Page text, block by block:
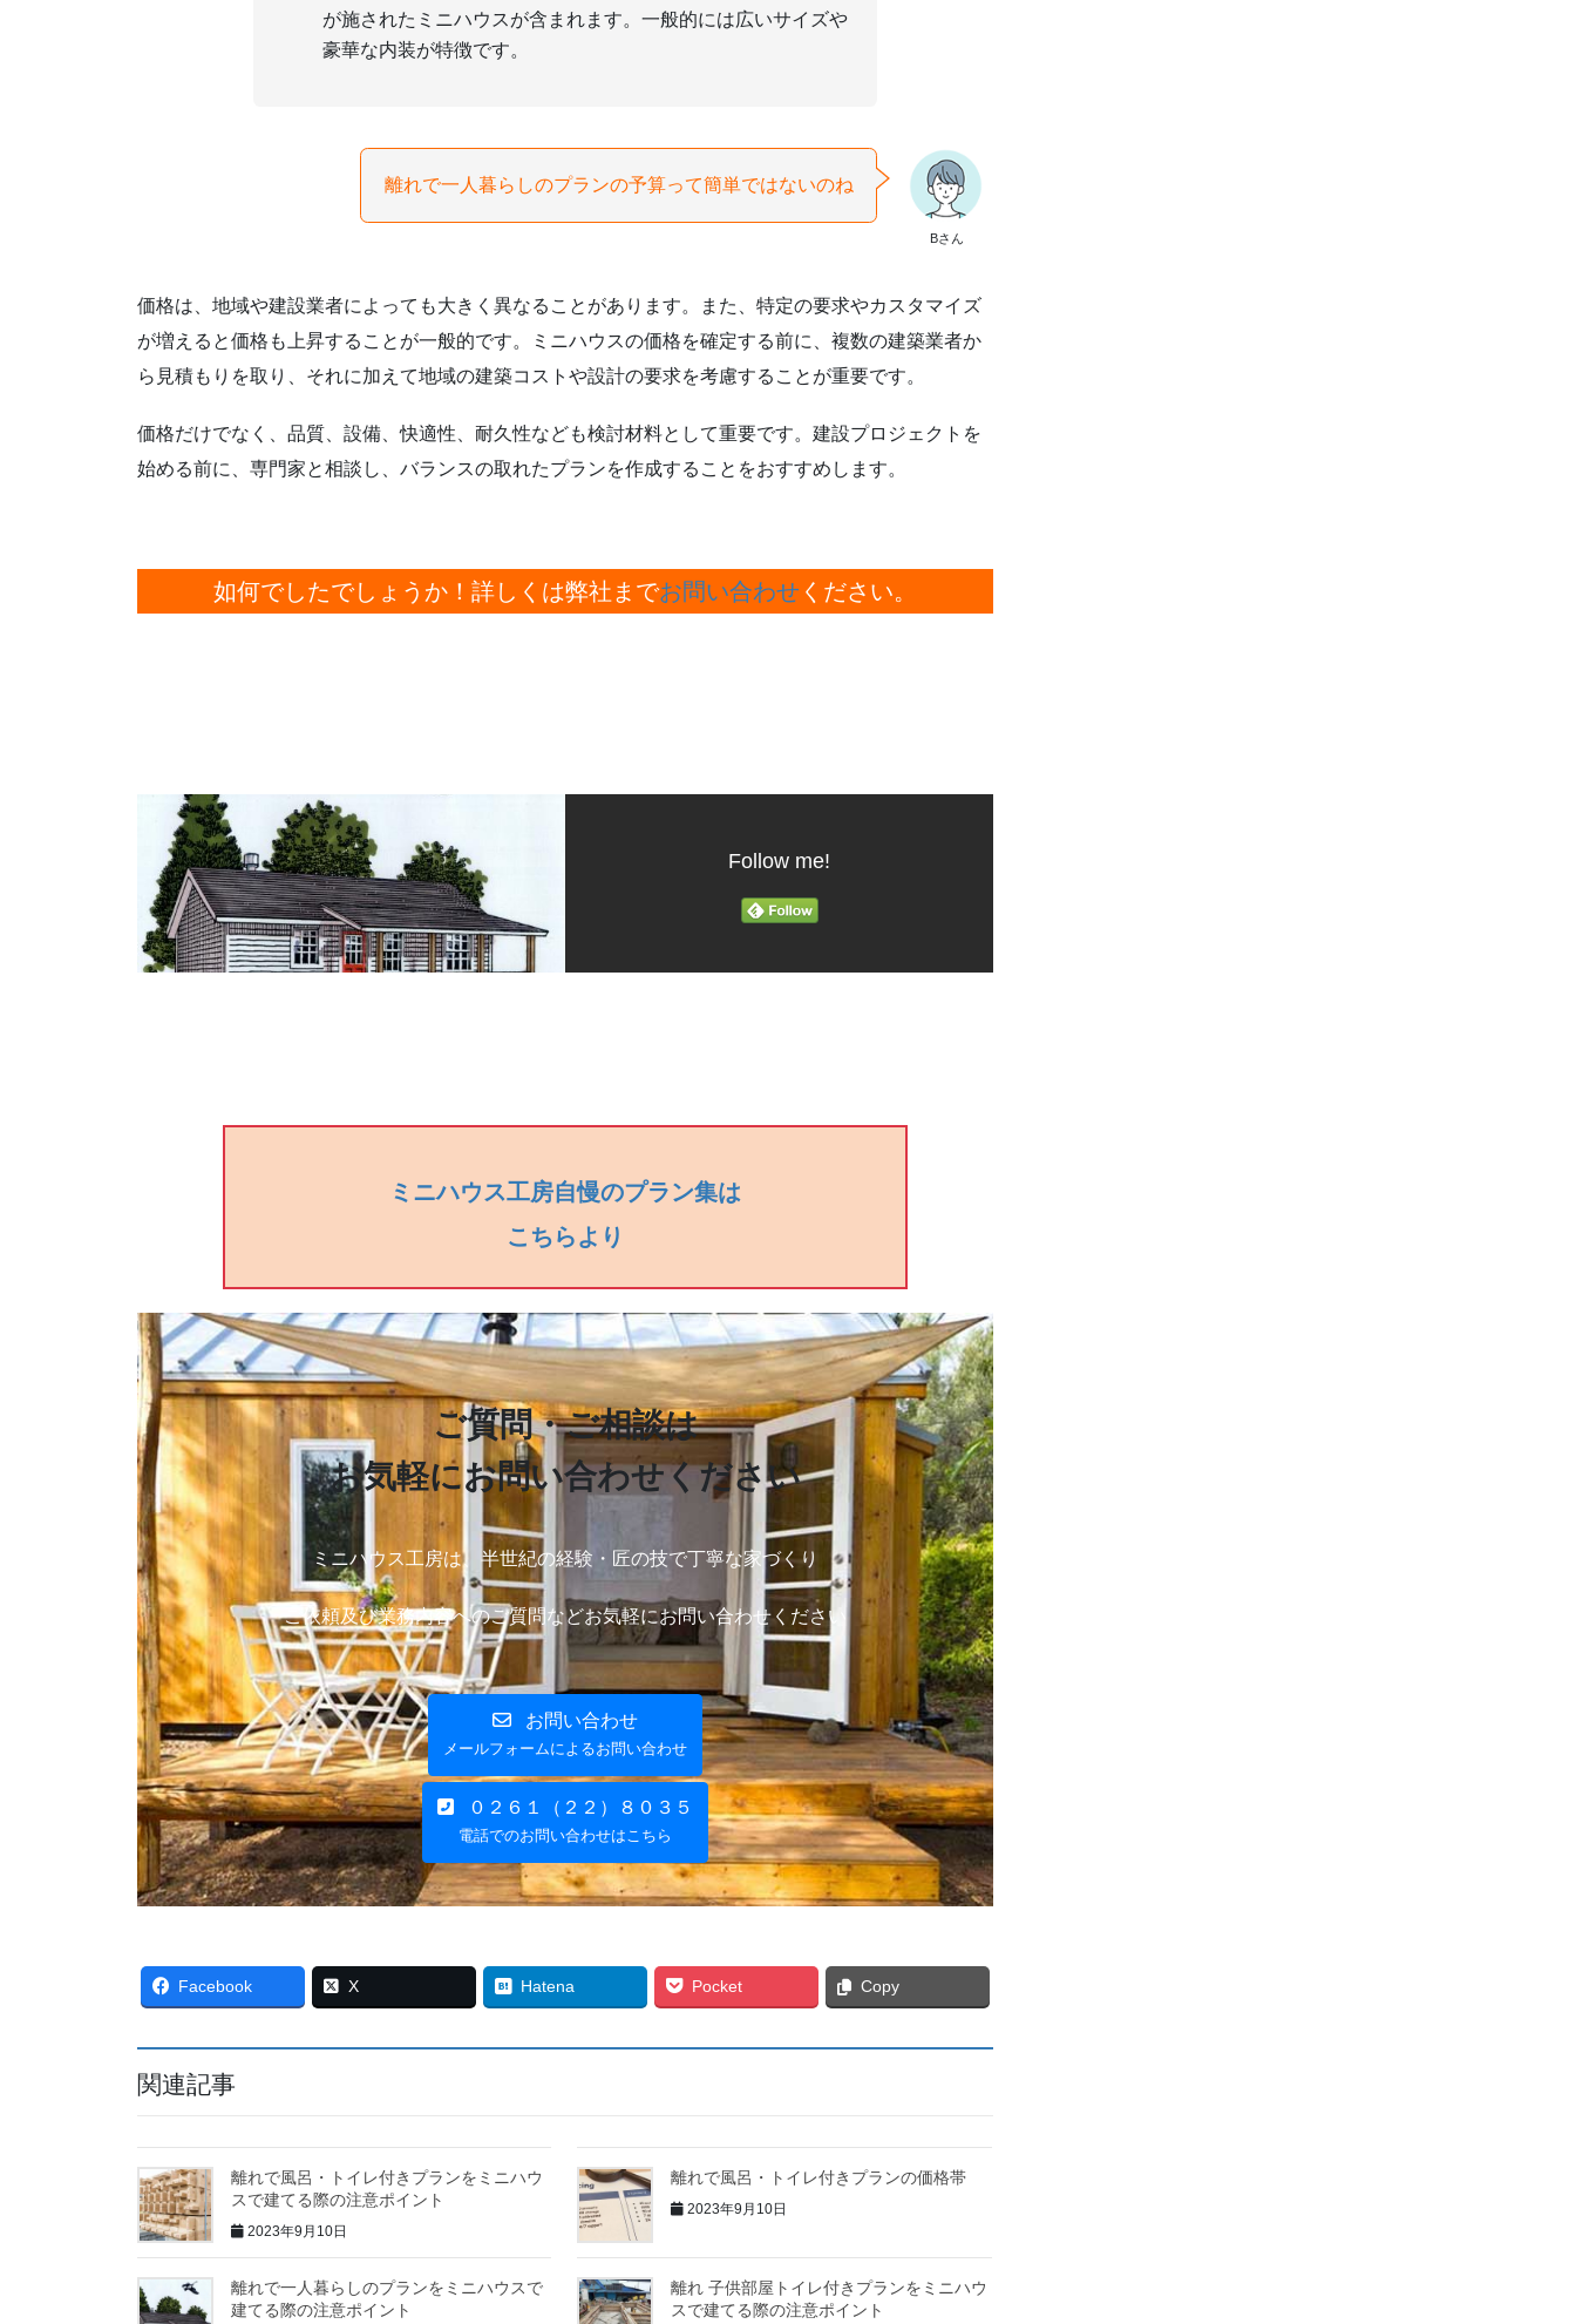
が施されたミニハウスが含まれます。一般的には広いサイズや
豪華な内装が特徴です。
Bさん
離れで一人暮らしのプランの予算って簡単ではないのね
価格は、地域や建設業者によっても大きく異なることがあります。また、特定の要求やカスタマイズ
が増えると価格も上昇することが一般的です。ミニハウスの価格を確定する前に、複数の建築業者か
ら見積もりを取り、それに加えて地域の建築コストや設計の要求を考慮することが重要です。
価格だけでなく、品質、設備、快適性、耐久性なども検討材料として重要です。建設プロジェクトを
始める前に、専門家と相談し、バランスの取れたプランを作成することをおすすめします。
如何でしたでしょうか！ 詳しくは弊社までお問い合わせ ください。
Follow me!
ミニハウス工房自慢のプラン集は
こちらより
ご質問・ご相談は
お気軽にお問い合わせください
ミニハウス工房は、半世紀の経験・ 匠の技で丁寧な家づくり
ご依頼及び業務内容へのご質問などお気軽にお問い合わせください
お問い合わせ
メールフォームによるお問い合わせ
０２６１（２２）８０３５
電話でのお問い合わせはこちら
Facebook X Hatena Pocket Copy
関連記事
離れで風呂・トイレ付きプランをミニハウ
スで建てる際の注意ポイント
2023年9月10日
離れで風呂・トイレ付きプランの価格帯
2023年9月10日
離れで一人暮らしのプランをミニハウスで
建てる際の注意ポイント
離れ 子供部屋トイレ付きプランをミニハウ
スで建てる際の注意ポイント